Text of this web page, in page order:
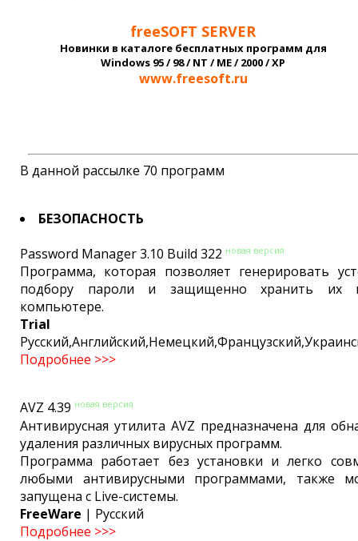
freeSOFT SERVER
Новинки в каталоге бесплатных программ для
Windows 95 / 98 / NT / ME / 2000 / XP
www.freesoft.ru
В данной рассылке 70 программ
БЕЗОПАСНОСТЬ
Password Manager 3.10 Build 322 новая версия
Программа, которая позволяет генерировать
подбору пароли и защищенно хранить их
компьютере.
Trial
Подробнее >>>
AVZ 4.39 новая версия
Антивирусная утилита AVZ предназначена для
удаления различных вирусных программ.
Программа работает без установки и легко
любыми антивирусными программами, также
запущена с Live-системы.
FreeWare | Русский
Подробнее >>>